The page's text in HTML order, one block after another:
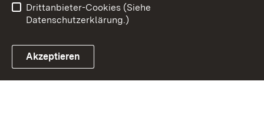
Drittanbieter-Cookies (Siehe
Datenschutzerklärung.)
Akzeptieren